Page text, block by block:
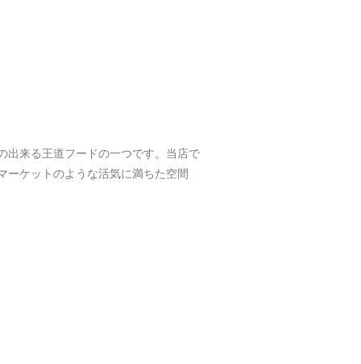
出来る王道フードの一つです。当店で
ーケットのような活気に満ちた空間